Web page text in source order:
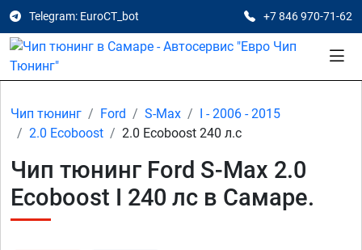
Telegram: EuroCT_bot +7 846 970-71-62
Чип тюнинг Ford S-Max
I - 2006 - 2015
2.0 Ecoboost
2.0 Ecoboost 240 л.с
Чип тюнинг Ford S-Max 2.0
Ecoboost I 240 лс в Самаре.